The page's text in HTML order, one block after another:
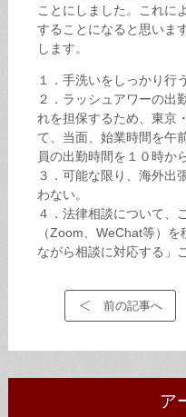
ことにしました。これに
することになると思いま
します。
１．手洗いをしっかり行う
２．ラッシュアワーの出
れを担保するため、東京
て、当面、始業時間を午
員の出勤時間を１０時か
３．可能な限り、海外出
わない。
４．法律相談について、
（Zoom、WeChat等）
ながら相談に対応する」
前の記事へ
ア